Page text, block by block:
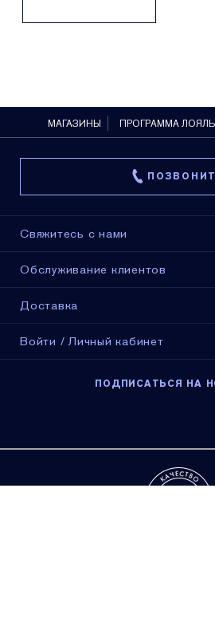
МАГАЗИНЫ ПРОГРАММА
Свяжитесь с нами
Обслуживание клиентов
Доставка
Войти / Личный кабинет
ПОДПИСАТЬСЯ НА